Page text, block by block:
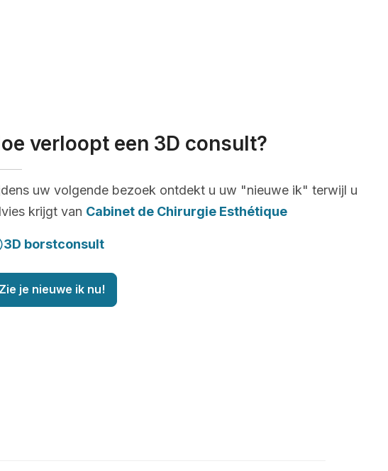
verloopt een 3D consult?
uw volgende bezoek ontdekt u uw "nieuwe ik" terwijl u
krijgt van Cabinet de Chirurgie Esthétique
3D borstconsult
Zie je nieuwe ik nu!